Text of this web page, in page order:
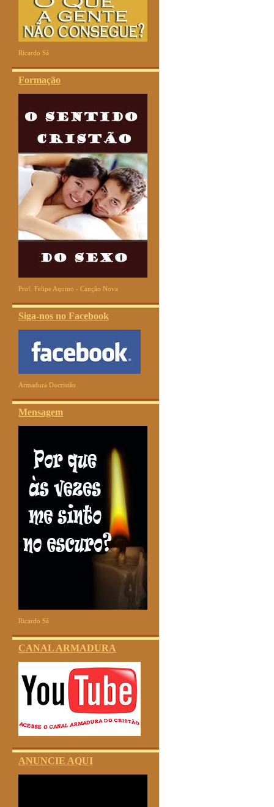
Ricardo Sá
Formação
Prof. Felipe Aquino - Canção Nova
Siga-nos no Facebook
Armadura Docristão
Mensagem
Ricardo Sá
CANAL ARMADURA
ANUNCIE AQUI